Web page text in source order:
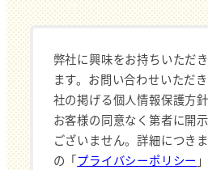
弊社に興味をお持ちいただ
ます。お問い合わせいただ
社の掲げる個人情報保護方
お客様の同意なく第者に開
ございません。詳細につき
の「プライバシーポリシー